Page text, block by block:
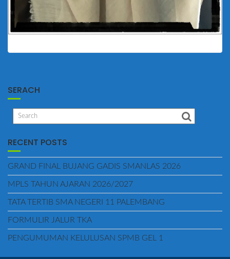
SERACH
RECENT POSTS
GRAND FINAL BUJANG GADIS SMANLAS 2026
MPLS TAHUN AJARAN 2026/2027
TATA TERTIB SMA NEGERI 11 PALEMBANG
FORMULIR JALUR TKA
PENGUMUMAN KELULUSAN SPMB GEL 1